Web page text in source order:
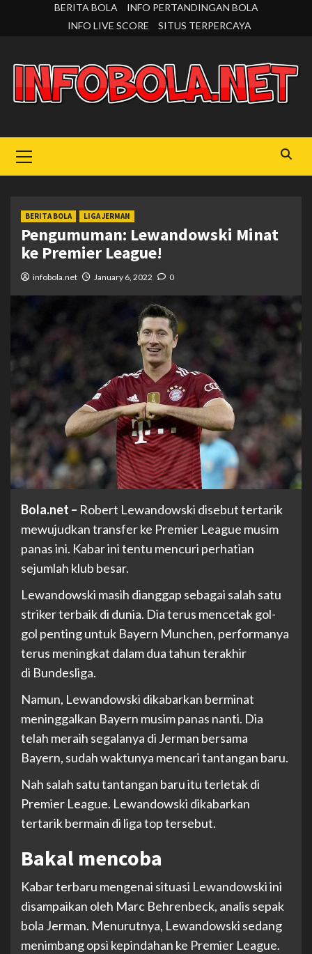
BERITA BOLA
INFO PERTANDINGAN BOLA
INFO LIVE SCORE
SITUS TERPERCAYA
Menu
BERITA BOLA LIGA JERMAN
Pengumuman: Lewandowski Minat
ke Premier League!
infobola.net January 6, 2022 0
Bola.net – Robert Lewandowski disebut tertarik
mewujudkan transfer ke Premier League musim
panas ini. Kabar ini tentu mencuri perhatian
sejumlah klub besar.
Lewandowski masih dianggap sebagai salah satu
striker terbaik di dunia. Dia terus mencetak gol-
gol penting untuk Bayern Munchen, performanya
terus meningkat dalam dua tahun terakhir
di Bundesliga.
Namun, Lewandowski dikabarkan berminat
meninggalkan Bayern musim panas nanti. Dia
telah meraih segalanya di Jerman bersama
Bayern, sudah waktunya mencari tantangan baru.
Nah salah satu tantangan baru itu terletak di
Premier League. Lewandowski dikabarkan
tertarik bermain di liga top tersebut.
Bakal mencoba
Kabar terbaru mengenai situasi Lewandowski ini
disampaikan oleh Marc Behrenbeck, analis sepak
bola Jerman. Menurutnya, Lewandowski sedang
menimbang opsi kepindahan ke Premier League.